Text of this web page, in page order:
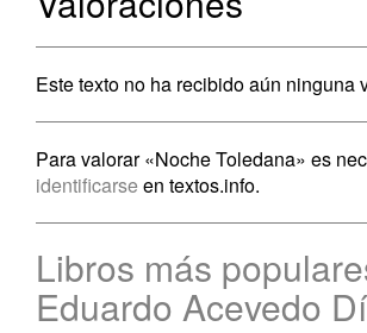
Este texto no ha recibido aún ninguna
Para valorar «Noche Toledana» es
identificarse en textos.info.
Libros más
Eduardo Acevedo